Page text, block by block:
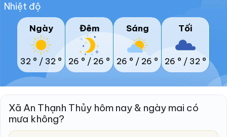
Nhiệt độ
Ngày
32 ° / 32 °
Đêm
26 ° / 26 °
Sáng
26 ° / 26 °
Tối
26 ° / 32 °
Xã An Thạnh Thủy hôm nay & ngày mai có
mưa không?